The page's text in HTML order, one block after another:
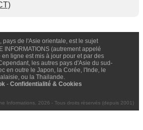
pays de l'Asie orientale, est le sujet
INFORMATIONS (autrement appelé
en ligne est mis à jour pour et par des
les autres pays d'Asie du sud-
en outre le Japon, la Corée, l'Inde, le
ou la Thailande.
- Confidentialité & Cookies
Informations, 2026 - Tous droits réservés (depuis 2001)